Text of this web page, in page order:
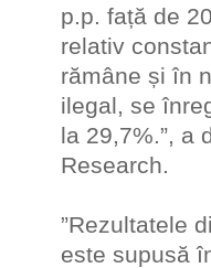
p.p. față de
relativ
rămâne și în
ilegal, se
la 29,7%.”, a
Research.
”Rezultatele
este supusă